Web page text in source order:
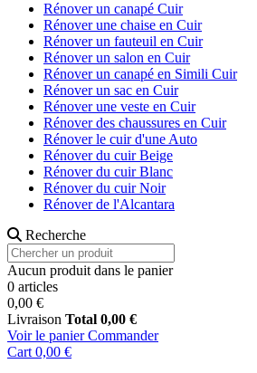
Rénover un canapé Cuir
Rénover une chaise en Cuir
Rénover un fauteuil en Cuir
Rénover un salon en Cuir
Rénover un canapé en Simili Cuir
Rénover un sac en Cuir
Rénover une veste en Cuir
Rénover des chaussures en Cuir
Rénover le cuir d'une Auto
Rénover du cuir Beige
Rénover du cuir Blanc
Rénover du cuir Noir
Rénover de l'Alcantara
Recherche
Aucun produit dans le panier
0 articles
0,00 €
Livraison Total 0,00 €
Voir le panier Commander
Cart 0,00 €